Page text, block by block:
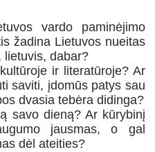
vardo paminėjimo
žadina Lietuvos nueitas
lietuvis, dabar?
ir literatūroje? Ar
saviti, įdomūs patys sau
dvasia tebėra didinga?
savo dieną? Ar kūrybinį
jausmas, o gal
dėl ateities?